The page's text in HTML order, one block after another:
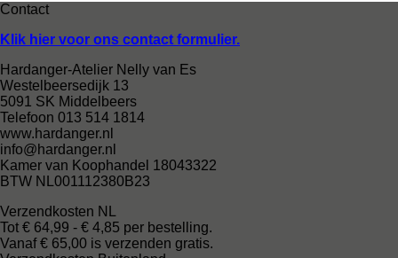
Contact
Klik hier voor ons contact formulier.
Hardanger-Atelier Nelly van Es
Westelbeersedijk 13
5091 SK Middelbeers
Telefoon 013 514 1814
www.hardanger.nl
info@hardanger.nl
Kamer van Koophandel 18043322
BTW NL001112380B23
Verzendkosten NL
Tot € 64,99 - € 4,85 per bestelling.
Vanaf € 65,00 is verzenden gratis.